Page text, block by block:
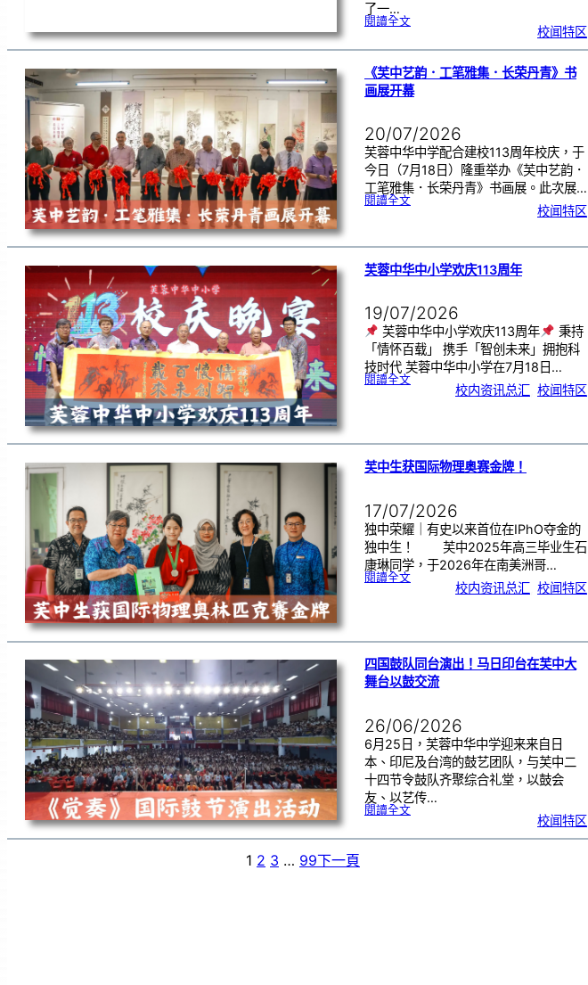
了一…
閱讀全文:努
家
院
到
访
芙
中
分
享
袖
素
质
讲
座
校闻特区
《芙中艺韵．工笔雅集．长荣丹青》书
画展开幕
20/07/2026
芙蓉中华中学配合建校113周年校庆，于
今日（7月18日）隆重举办《芙中艺韵．
工笔雅集．长荣丹青》书画展。此次展…
閱讀全文:《
工
笔
集
．
长
荣
书
画
展
开
幕
校闻特区
芙蓉中华中小学欢庆113周年
19/07/2026
芙蓉中华中小学欢庆113周年
秉持
「情怀百载」 携手「智创未来」拥抱科
技时代 芙蓉中华中小学在7月18日…
閱讀全文:芙
1
1
周
年
校内资讯总汇 校闻特区
芙中生获国际物理奥赛金牌！
17/07/2026
独中荣耀｜有史以来首位在IPhO夺金的
独中生！ 芙中2025年高三毕业生石
康琳同学，于2026年在南美洲哥…
閱讀全文:芙
赛
金
！
校内资讯总汇 校闻特区
四国鼓队同台演出！马日印台在芙中大
舞台以鼓交流
26/06/2026
6月25日，芙蓉中华中学迎来来自日
本、印尼及台湾的鼓艺团队，与芙中二
十四节令鼓队齐聚综合礼堂，以鼓会
友、以艺传…
閱讀全文:四
同
校闻特区
1 2 3 … 99下一頁